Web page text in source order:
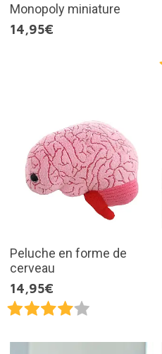
Monopoly miniature
14,95€
Peluche en forme de
cerveau
14,95€